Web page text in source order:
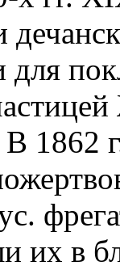
для
1862
их в